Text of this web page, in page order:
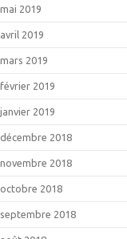
mai 2019
avril 2019
mars 2019
février 2019
janvier 2019
décembre 2018
novembre 2018
octobre 2018
septembre 2018